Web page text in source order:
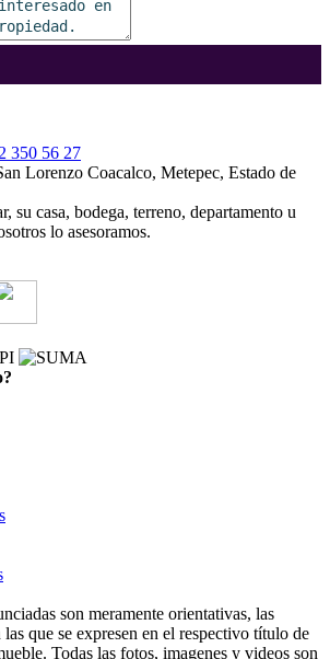
350 56 27
Lorenzo Coacalco, Metepec, Estado de
su casa, bodega, terreno, departamento u
lo asesoramos.
son meramente orientativas, las
las que se expresen en el respectivo título de
Todas las fotos, imagenes y videos son